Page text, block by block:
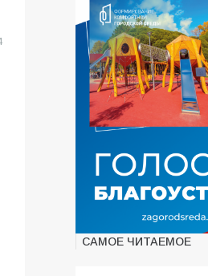
САМОЕ ЧИТАЕМОЕ